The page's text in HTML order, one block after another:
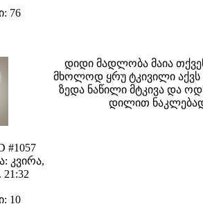
76
#1057
კვირა,
21:32
10
დიდი მადლობა მაია
მხოლოდ ყრუ ტკივილი აქვს
ზედა ნაწილი მტკივა და
დილით ნაკლებად